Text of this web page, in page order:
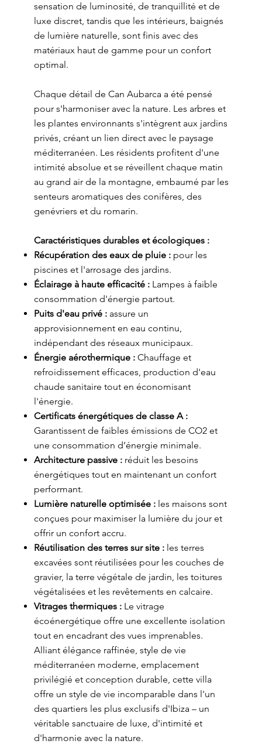
sensation de luminosité, de tranquillité et de
luxe discret, tandis que les intérieurs, baignés
de lumière naturelle, sont finis avec des
matériaux haut de gamme pour un confort
optimal.
Chaque détail de Can Aubarca a été pensé
pour s'harmoniser avec la nature. Les arbres et
les plantes environnants s'intègrent aux jardins
privés, créant un lien direct avec le paysage
méditerranéen. Les résidents profitent d'une
intimité absolue et se réveillent chaque matin
au grand air de la montagne, embaumé par les
senteurs aromatiques des conifères, des
genévriers et du romarin.
Caractéristiques durables et écologiques :
Récupération des eaux de pluie :pour les
piscines et l'arrosage des jardins.
Éclairage à haute efficacité :Lampes à faible
consommation d'énergie partout.
Puits d'eau privé :assure un
approvisionnement en eau continu,
indépendant des réseaux municipaux.
Énergie aérothermique :Chauffage et
refroidissement efficaces, production d'eau
chaude sanitaire tout en économisant
l'énergie.
Certificats énergétiques de classe A :
Garantissent de faibles émissions de CO2 et
une consommation d’énergie minimale.
Architecture passive :réduit les besoins
énergétiques tout en maintenant un confort
performant.
Lumière naturelle optimisée :les maisons sont
conçues pour maximiser la lumière du jour et
offrir un confort accru.
Réutilisation des terres sur site :les terres
excavées sont réutilisées pour les couches de
gravier, la terre végétale de jardin, les toitures
végétalisées et les revêtements en calcaire.
Vitrages thermiques :Le vitrage
écoénergétique offre une excellente isolation
tout en encadrant des vues imprenables.
Alliant élégance raffinée, style de vie
méditerranéen moderne, emplacement
privilégié et conception durable, cette villa
offre un style de vie incomparable dans l'un
des quartiers les plus exclusifs d'Ibiza – un
véritable sanctuaire de luxe, d'intimité et
d'harmonie avec la nature.